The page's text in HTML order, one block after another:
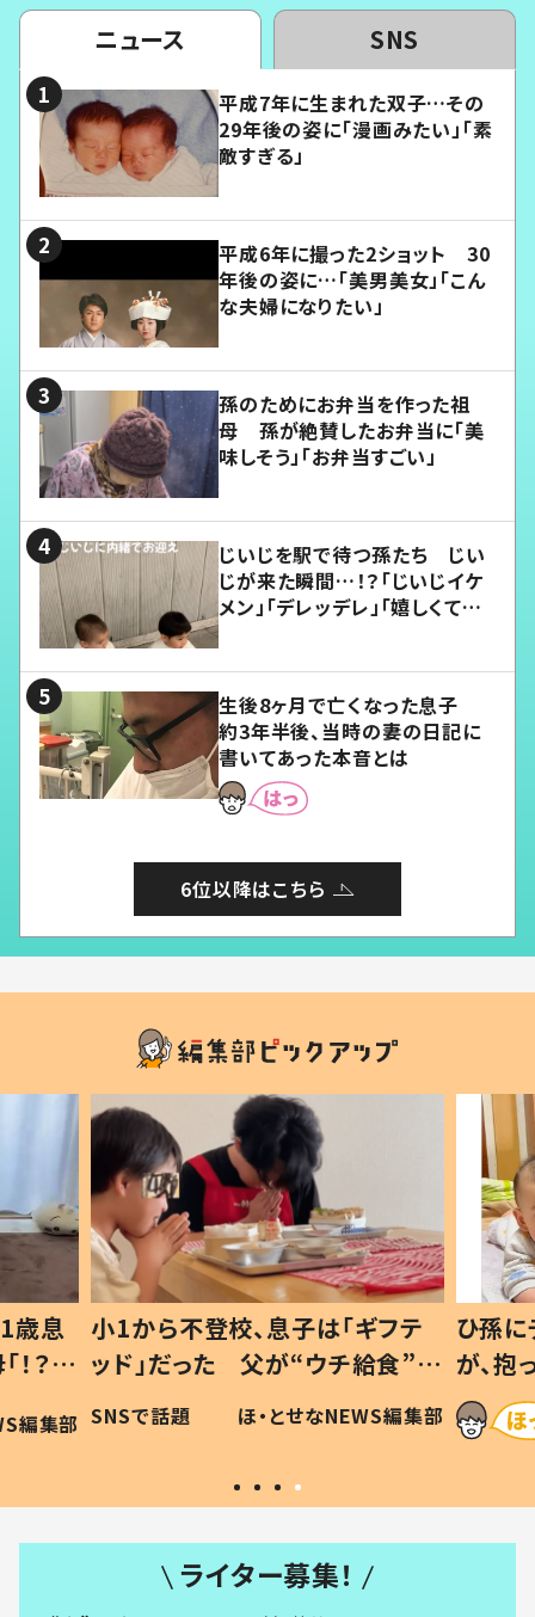
ニュース SNS
平成7年に生まれた双子…その
29年後の姿に「漫画みたい」「素
敵すぎる」
平成6年に撮った2ショット 30
年後の姿に…「美男美女」「こん
な夫婦になりたい」
孫のためにお弁当を作った祖
母 孫が絶賛したお弁当に「美
味しそう」「お弁当すごい」
じいじを駅で待つ孫たち じい
じが来た瞬間…！？「じいじイケ
メン」「デレッデレ」「嬉しくて可
生後8ヶ月で亡くなった息子
約3年半後、当時の妻の日記に
書いてあった本音とは
6位以降はこちら
歳息
？」
編集部
小1から不登校、息子は「ギフテ
ッド」だった 父が“ウチ給食”を
作り続ける理由とは #令和の親
#令和の子
SNSで話題 ほ・とせなNEWS編集部
ひ孫
が、
「涙が
い」
ライター募集！